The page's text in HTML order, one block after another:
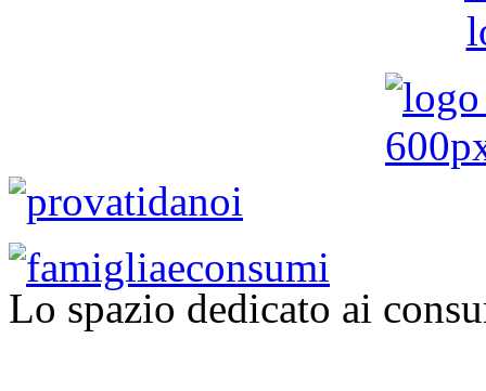
Lo spazio dedicato ai